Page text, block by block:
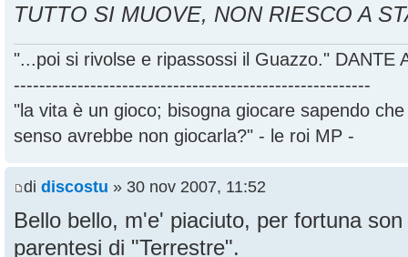
TUTTO SI MUOVE, NON RIESCO A
"...poi si rivolse e ripassossi il Guazzo." DANTE
--------------------------------------------------------
"la vita è un gioco; bisogna giocare sapendo
senso avrebbe non giocarla?" - le roi MP -
di discostu » 30 nov 2007, 11:52
Bello bello, m'e' piaciuto, per fortuna
parentesi di "Terrestre".